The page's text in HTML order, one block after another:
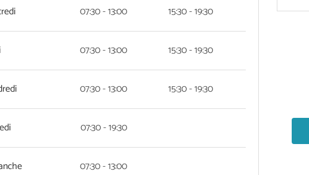
07:30 - 13:00 15:30 - 19:30
07:30 - 13:00 15:30 - 19:30
07:30 - 13:00 15:30 - 19:30
07:30 - 19:30
07:30 - 13:00